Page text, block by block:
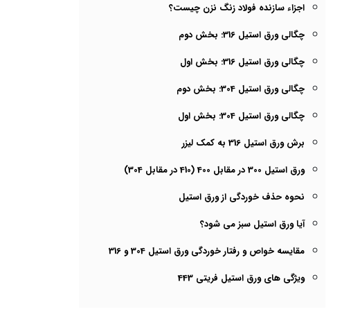
اجزاء سازنده فولاد زنگ نزن چیست؟
چگالی ورق استیل 316: بخش دوم
چگالی ورق استیل 316: بخش اول
چگالی ورق استیل 304: بخش دوم
چگالی ورق استیل 304: بخش اول
برش ورق استیل 316 به کمک لیزر
ورق استیل 300 در مقابل 400 (410 در مقابل 304)
نحوه حذف خوردگی از ورق استیل
آیا ورق استیل سبز می شود؟
مقایسه خواص و رفتار خوردگی ورق استیل 304 و 316
ویژگی های ورق استیل فریتی 443